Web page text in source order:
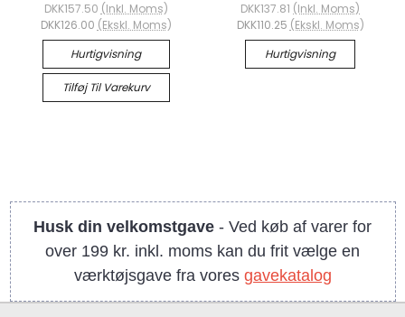
DKK157.50 (Inkl. Moms)
DKK126.00 (Ekskl. Moms)
Hurtigvisning
Tilføj Til Varekurv
DKK137.81 (Inkl. Moms)
DKK110.25 (Ekskl. Moms)
Hurtigvisning
Husk din velkomstgave - Ved køb af varer for
over 199 kr. inkl. moms kan du frit vælge en
værktøjsgave fra vores gavekatalog